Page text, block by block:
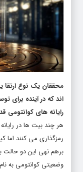
محققان یک نوع ارتقا
اند که در آینده برای
رایانه های کوانتومی
هر چند بیت ها در
رمزگذاری می کنند اما
برهم نهی این دو حالت
وضعیتی کوانتومی به